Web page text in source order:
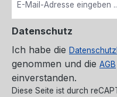
Datenschutz
Ich habe die
genommen und die AGB
einverstanden.
Diese Seite ist durch